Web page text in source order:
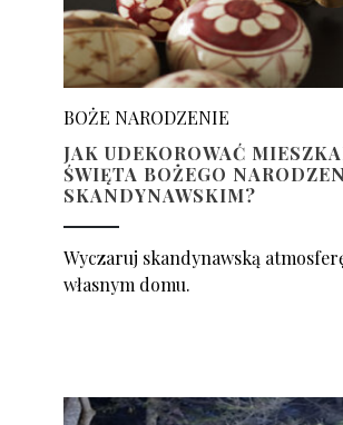
BOŻE NARODZENIE
JAK UDEKOROWAĆ
ŚWIĘTA BOŻEGO
SKANDYNAWSKIM?
Wyczaruj skandynawską
własnym domu.